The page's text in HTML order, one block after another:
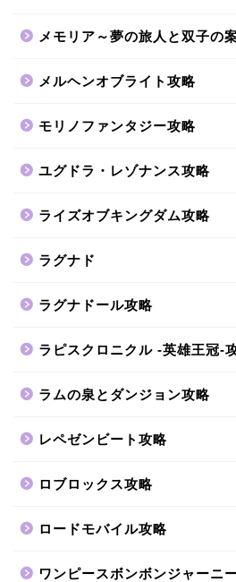
メモリア～夢の旅人と双子の
メルヘンオブライト攻略
モリノファンタジー攻略
ユグドラ・レゾナンス攻略
ライズオブキングダム攻略
ラグナド
ラグナドール攻略
ラピスクロニクル -英雄王冠-
ラムの泉とダンジョン攻略
レペゼンビート攻略
ロブロックス攻略
ロードモバイル攻略
ワンピースボンボンジャーニ